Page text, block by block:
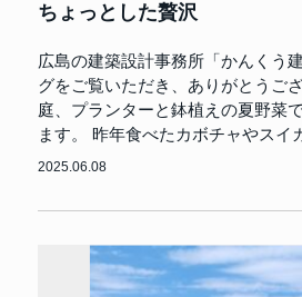
ちょっとした贅沢
広島の建築設計事務所「かんくう
グをご覧いただき、ありがとうご
庭、プランターと鉢植えの夏野菜
ます。 昨年食べたカボチャやスイ
2025.06.08